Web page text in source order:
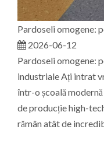
2026-06-12
Pardoseli omogene:
industriale Ați intrat
într-o școală
de producție high-
rămân atât de